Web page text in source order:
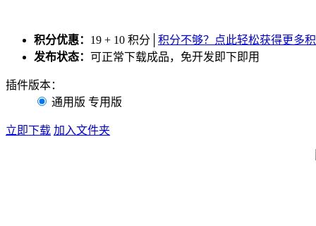
积分优惠： 19 + 10 积分
积分不够？点此轻松获得更多
发布状态： 可正常下载成品，免开发即下即用
插件版本：
通用版 专用版
立即下载 加入文件夹